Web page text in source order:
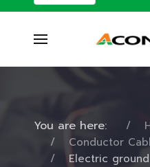
You are here:
Conductor
Electric